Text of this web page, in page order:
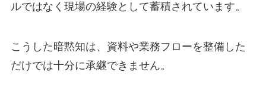
ルではなく現場の経験として蓄積されています。
こうした暗黙知は、資料や業務フローを整備した
だけでは十分に承継できません。